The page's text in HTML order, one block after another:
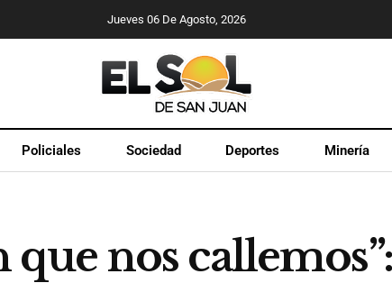
Jueves 06 De Agosto, 2026
Policiales Sociedad Deportes Minería
nos